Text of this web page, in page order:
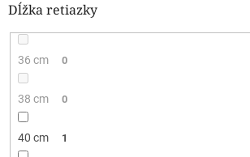
Dĺžka retiazky
36 cm 0
38 cm 0
40 cm 1